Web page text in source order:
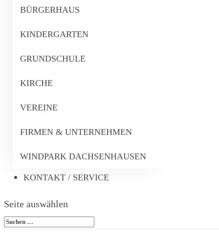
BÜRGERHAUS
KINDERGARTEN
GRUNDSCHULE
KIRCHE
VEREINE
FIRMEN & UNTERNEHMEN
WINDPARK DACHSENHAUSEN
KONTAKT / SERVICE
Seite auswählen